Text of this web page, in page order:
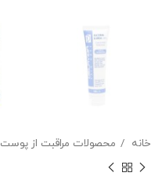
خانه محصولات مراقبت از پوست